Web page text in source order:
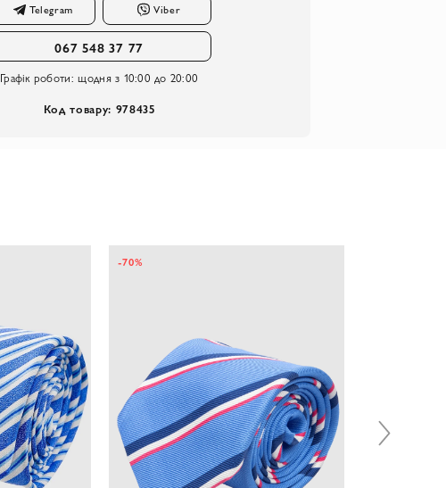
Telegram Viber
067 548 37 77
Графік роботи: щодня з 10:00 до 20:00
Код товару: 978435
-70%